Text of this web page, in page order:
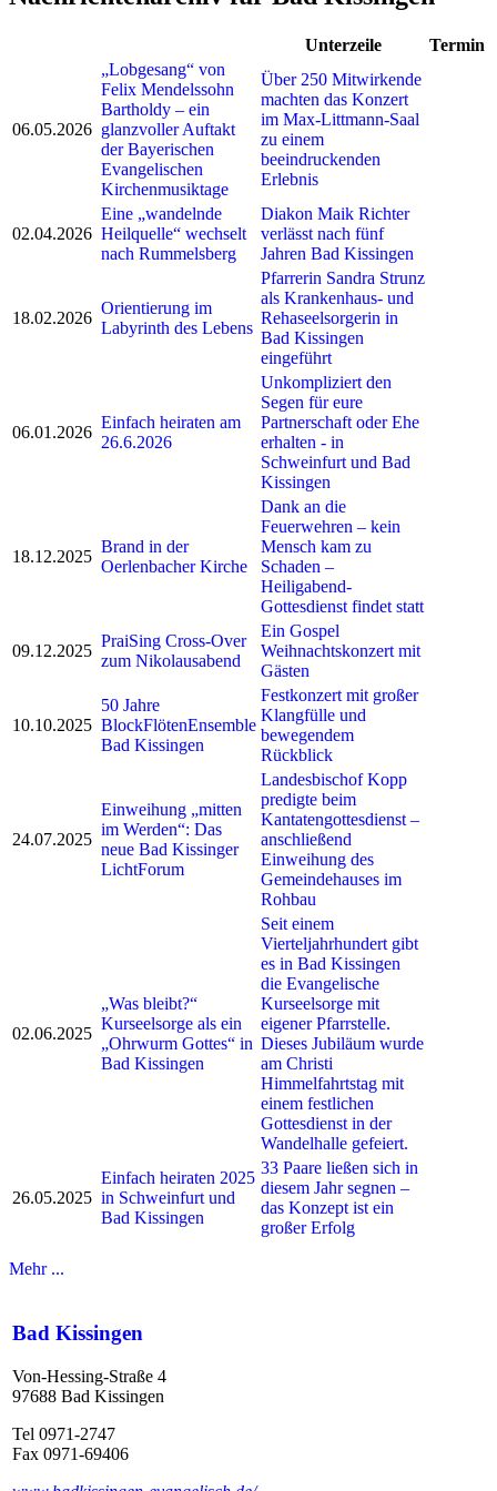
Unterzeile Termin
06.05.2026
„Lobgesang“ von
Felix Mendelssohn
Bartholdy – ein
glanzvoller Auftakt
der Bayerischen
Evangelischen
Kirchenmusiktage
Über 250 Mitwirkende
machten das Konzert
im Max-Littmann-Saal
zu einem
beeindruckenden
Erlebnis
02.04.2026
Eine „wandelnde
Heilquelle“ wechselt
nach Rummelsberg
Diakon Maik Richter
verlässt nach fünf
Jahren Bad Kissingen
18.02.2026
Orientierung im
Labyrinth des Lebens
Pfarrerin Sandra Strunz
als Krankenhaus- und
Rehaseelsorgerin in
Bad Kissingen
eingeführt
06.01.2026
Einfach heiraten am
26.6.2026
Unkompliziert den
Segen für eure
Partnerschaft oder Ehe
erhalten - in
Schweinfurt und Bad
Kissingen
18.12.2025
Brand in der
Oerlenbacher Kirche
Dank an die
Feuerwehren – kein
Mensch kam zu
Schaden –
Heiligabend-
Gottesdienst findet statt
09.12.2025
PraiSing Cross-Over
zum Nikolausabend
Ein Gospel
Weihnachtskonzert mit
Gästen
10.10.2025
50 Jahre
BlockFlötenEnsemble
Bad Kissingen
Festkonzert mit großer
Klangfülle und
bewegendem
Rückblick
24.07.2025
Einweihung „mitten
im Werden“: Das
neue Bad Kissinger
LichtForum
Landesbischof Kopp
predigte beim
Kantatengottesdienst –
anschließend
Einweihung des
Gemeindehauses im
Rohbau
02.06.2025
„Was bleibt?“
Kurseelsorge als ein
„Ohrwurm Gottes“ in
Bad Kissingen
Seit einem
Vierteljahrhundert gibt
es in Bad Kissingen
die Evangelische
Kurseelsorge mit
eigener Pfarrstelle.
Dieses Jubiläum wurde
am Christi
Himmelfahrtstag mit
einem festlichen
Gottesdienst in der
Wandelhalle gefeiert.
26.05.2025
Einfach heiraten 2025
in Schweinfurt und
Bad Kissingen
33 Paare ließen sich in
diesem Jahr segnen –
das Konzept ist ein
großer Erfolg
Mehr ...
Bad Kissingen
Von-Hessing-Straße 4
97688 Bad Kissingen
Tel 0971-2747
Fax 0971-69406